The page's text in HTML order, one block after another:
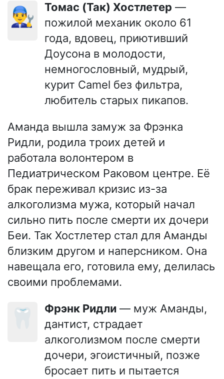
👨‍🔧 Томас (Так) Хостлетер —
пожилой механик около 61
года, вдовец, приютивший
Доусона в молодости,
немногословный, мудрый,
курит Camel без фильтра,
любитель старых пикапов.
Аманда вышла замуж за Фрэнка
Ридли, родила троих детей и
работала волонтером в
Педиатрическом Раковом центре. Её
брак переживал кризис из-за
алкоголизма мужа, который начал
сильно пить после смерти их дочери
Беи. Так Хостлетер стал для Аманды
близким другом и наперсником. Она
навещала его, готовила ему, делилась
своими проблемами.
🦷 Фрэнк Ридли — муж Аманды,
дантист, страдает
алкоголизмом после смерти
дочери, эгоистичный, позже
бросает пить и пытается